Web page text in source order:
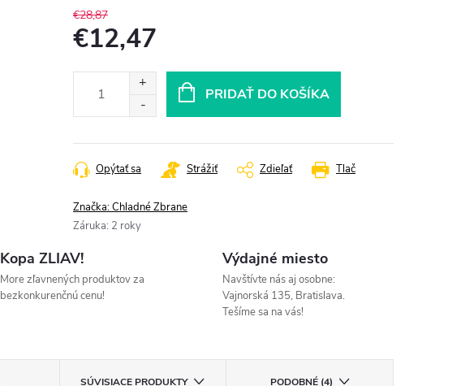
€28,87
€12,47
PRIDAŤ DO KOŠÍKA
Tlač
Opýtať sa Strážiť Zdieľať
Značka:Chladné Zbrane
Záruka: 2 roky
Kopa ZLIAV!
More zľavnených produktov za
bezkonkurenčnú cenu!
Výdajné miesto
Navštívte nás aj osobne:
Vajnorská 135, Bratislava.
Tešíme sa na vás!
SÚVISIACE PRODUKTY PODOBNÉ (4)